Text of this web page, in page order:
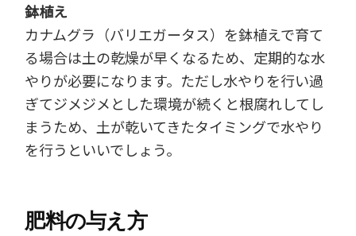
鉢植え
カナムグラ（バリエガータス）を鉢植えで育て
る場合は土の乾燥が早くなるため、定期的な水
やりが必要になります。ただし水やりを行い過
ぎてジメジメとした環境が続くと根腐れしてし
まうため、土が乾いてきたタイミングで水やり
を行うといいでしょう。
肥料の与え方